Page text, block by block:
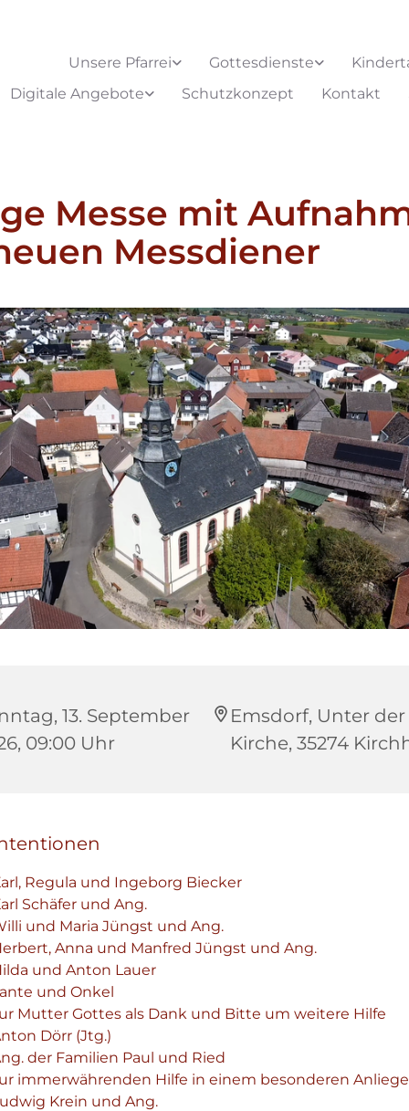
Unsere Pfarrei Gottesdienste
Digitale Angebote
Schutzkonzept Kontakt
Messe mit
Messdiener
13. September
09:00 Uhr
Emsdorf, Unter der
Kirche, 35274
Regula und Ingeborg Biecker
Schäfer und Ang.
und Maria Jüngst und Ang.
Anna und Manfred Jüngst und Ang.
und Anton Lauer
und Onkel
Mutter Gottes als Dank und Bitte um weitere Hilfe
Dörr (Jtg.)
der Familien Paul und Ried
immerwährenden Hilfe in einem besonderen
Krein und Ang.